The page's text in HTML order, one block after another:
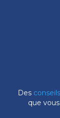
Des conseils
que